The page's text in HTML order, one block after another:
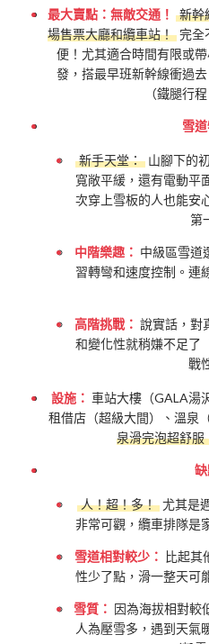
最大賣點：無敵交通！
新幹
場售票大廳和纜車站！ 完全
便！尤其適合時間有限或
發，搭最早班新幹線衝過
（鐵腿行
雪道
新手天堂： 山腳下的
寬敞平緩，還有電動平
次穿上雪板的人也能安
第
中階樂趣： 中級區雪道
習轉彎和速度控制。連
高階挑戰： 說實話，對
和變化性就稍嫌不足了
戰
設施： 車站大樓（GALA湯
租借店（超級大間）、溫泉
泉滑完泡超舒服
缺
人！超！多！ 尤其是
非常可觀，纜車排隊是
雪道相對較少： 比起其
性少了點，滑一整天可
雪質： 因為海拔相對較
人為壓雪多，遇到天氣